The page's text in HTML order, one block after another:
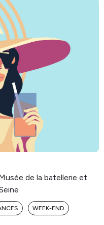
de la batellerie et
WEEK-END